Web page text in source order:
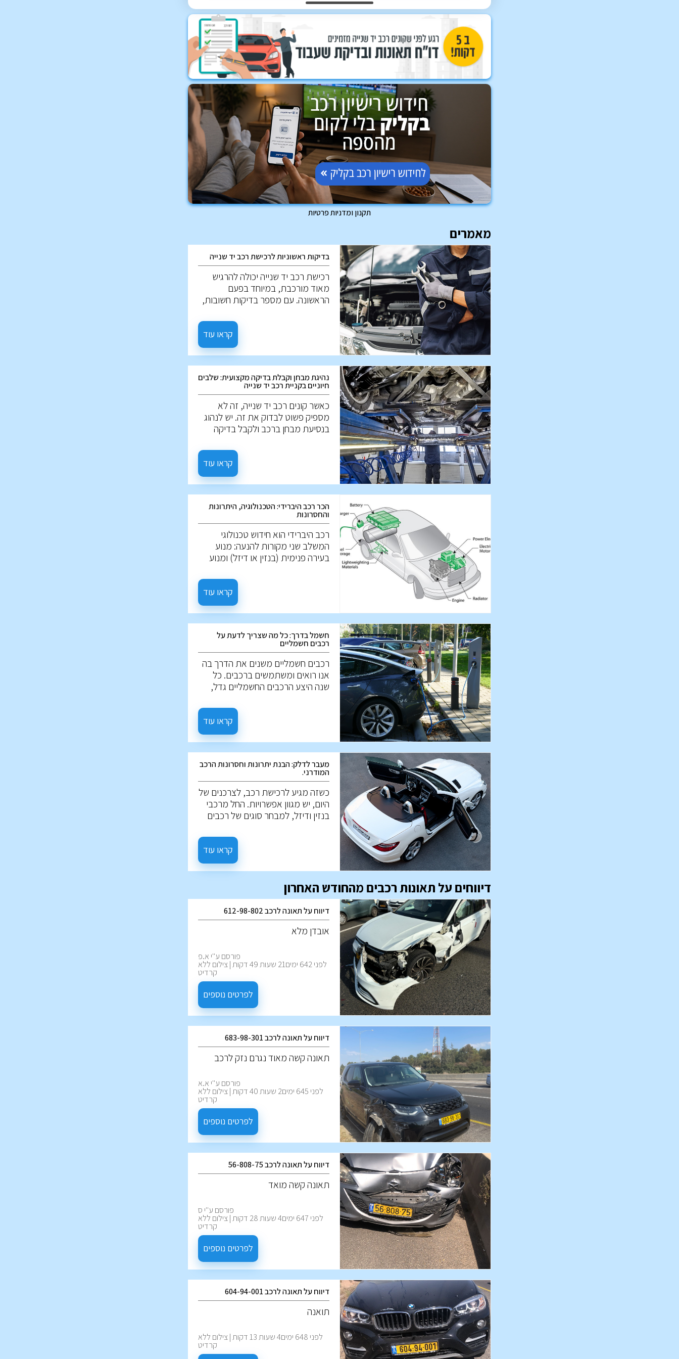
תקנון ומדניות פרטיות
מאמרים
בדיקות ראשוניות לרכישת רכב יד שנייה
רכישת רכב יד שנייה יכולה להרגיש
מאוד מורכבת, במיוחד בפעם
הראשונה. עם מספר בדיקות חשובות,
בדיקות חשובות כאשר שוקלים רכב יד
קראו עוד
נהיגת מבחן וקבלת בדיקה מקצועית: שלבים
חיוניים בקניית רכב יד שנייה
כאשר קונים רכב יד שנייה, זה לא
מספיק פשוט לבדוק את זה. יש לנהוג
בנסיעת מבחן ברכב ולקבל בדיקה
שאתה צריך לדעת: לפני נסיעת
המבחן, אפשר לבחון נזקים חיצוניים,
שפשופים, נזק לצבע, חלודה, ואף
פנסים, והמצב החיצוני של הרכב. יחד,
פרטים אלו יכולים להעיד על הטיפול
שהרכב מקבל, אך לא תמיד. ייתכן
שרכב הנראה מושך מבחוץ, עבר
טיפול שטחי בלבד למטרת המכירה.
קראו עוד
הכר רכב היברידי: הטכנולוגיה, היתרונות
והחסרונות
רכב היברידי הוא חידוש טכנולוגי
המשלב שני מקורות להנעה: מנוע
בעירה פנימית (בנזין או דיזל) ומנוע
להיות יעיל יותר בצריכת הדלק ולפחות
מזהם. אז מה הם רכבים היברידיים?
קראו עוד
חשמל בדרך: כל מה שצריך לדעת על
רכבים חשמליים
רכבים חשמליים משנים את הדרך בה
אנו רואים ומשתמשים ברכבים. כל
שנה היצע הרכבים החשמליים גדל,
בעצם רכבים חשמליים? איך הם
עובדים? במה הם שונים מרכבים
רגילים? ולמה הם כל כך מבוקשים? על
השאלות האלו, נענה במאמר הבא.
קראו עוד
מעבר לדלק: הבנת יתרונות וחסרונות הרכב
המודרני.
כשזה מגיע לרכישת רכב, לצרכנים של
היום, יש מגוון אפשרויות. החל מרכבי
בנזין ודיזל, למבחר סוגים של רכבים
צירוף ייחודי של יתרונות וחסכונות.
הבנה של אלו, תעזור לבצע את
ההחלטה המיטבית לצרכים שלכם.
קראו עוד
דיווחים על תאונות רכבים מהחודש האחרון
דיווח על תאונה לרכב 612-98-802
אובדן מלא
פורסם ע''י א.פ
לפני 642 ימים21 שעות 49 דקות | צילום ללא
קרדיט
לפרטים נוספים
דיווח על תאונה לרכב 683-98-301
‏תאונה קשה מאוד נגרם נזק לרכב
פורסם ע''י א.א
לפני 645 ימים2 שעות 40 דקות | צילום ללא
קרדיט
לפרטים נוספים
דיווח על תאונה לרכב 56-808-75
תאונה קשה מואד
פורסם ע''י ס
לפני 647 ימים4 שעות 28 דקות | צילום ללא
קרדיט
לפרטים נוספים
דיווח על תאונה לרכב 604-94-001
תואנה
לפני 648 ימים4 שעות 13 דקות | צילום ללא
קרדיט